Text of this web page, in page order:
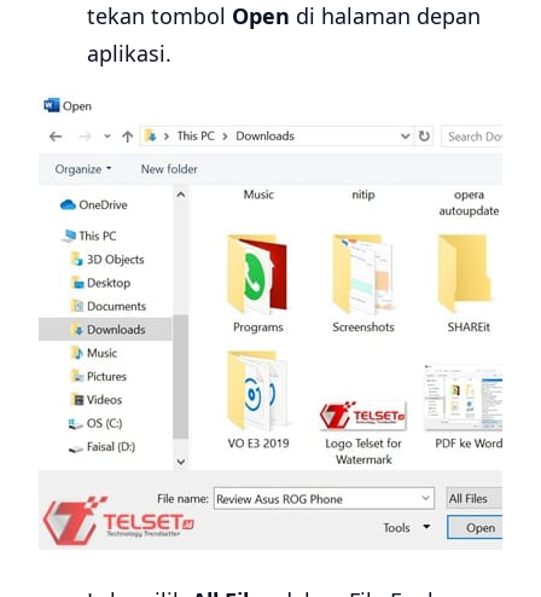
tekan tombol Open di halaman depan
aplikasi.